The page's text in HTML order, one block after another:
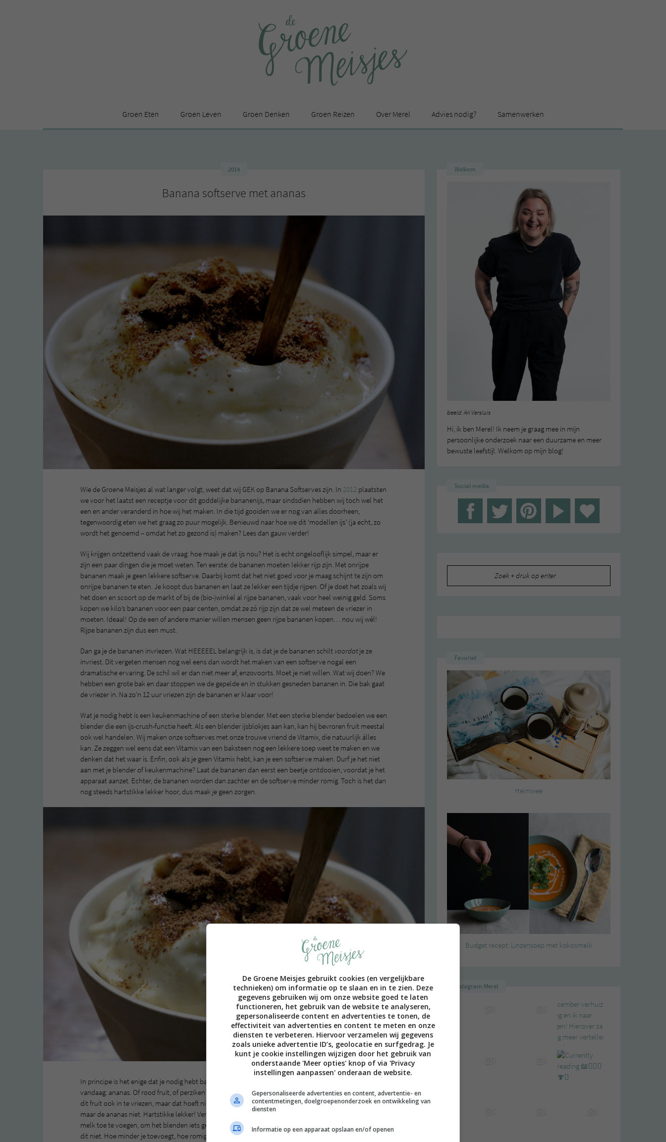
Groen Eten Groen Leven Groen Denken Groen Reizen Over Merel Advies nodig? Samenwerken
2014
Banana softserve met ananas
Wie de Groene Meisjes al wat langer volgt, weet dat wij GEK op Banana Softserves zijn. In 2012 plaatsten
we voor het laatst een receptje voor dit goddelijke bananenijs, maar sindsdien hebben wij toch wel het
een en ander veranderd in hoe wij het maken. In die tijd gooiden we er nog van alles doorheen,
tegenwoordig eten we het graag zo puur mogelijk. Benieuwd naar hoe we dit ‘modellen ijs’ (ja echt, zo
wordt het genoemd – omdat het zo gezond is) maken? Lees dan gauw verder!
Wij krijgen ontzettend vaak de vraag: hoe maak je dat ijs nou? Het is echt ongelooflijk simpel, maar er
zijn een paar dingen die je moet weten. Ten eerste: de bananen moeten lekker rijp zijn. Met onrijpe
bananen maak je geen lekkere softserve. Daarbij komt dat het niet goed voor je maag schijnt te zijn om
onrijpe bananen te eten. Je koopt dus bananen en laat ze lekker een tijdje rijpen. Of je doet het zoals wij
het doen en scoort op de markt of bij de (bio-)winkel al rijpe bananen, vaak voor heel weinig geld. Soms
kopen we kilo’s bananen voor een paar centen, omdat ze zó rijp zijn dat ze wel meteen de vriezer in
moeten. Ideaal! Op de een of andere manier willen mensen geen rijpe bananen kopen… nou wij wél!
Rijpe bananen zijn dus een must.
Dan ga je de bananen invriezen. Wat HEEEEEL belangrijk is, is dat je de bananen schilt voordatje ze
invriest. Dit vergeten mensen nog wel eens dan wordt het maken van een softserve nogal een
dramatische ervaring. De schil wil er dan niet meer af, enzovoorts. Moet je niet willen. Wat wij doen? We
hebben een grote bak en daar stoppen we de gepelde en in stukken gesneden bananen in. Die bak gaat
de vriezer in. Na zo’n 12 uur vriezen zijn de bananen er klaar voor!
Wat je nodig hebt is een keukenmachine of een sterke blender. Met een sterke blender bedoelen we een
blender die een ijs-crush-functie heeft. Als een blender ijsblokjes aan kan, kan hij bevroren fruit meestal
ook wel handelen. Wij maken onze softserves met onze trouwe vriend de Vitamix, die natuurlijk álles
kan. Ze zeggen wel eens dat een Vitamix van een baksteen nog een lekkere soep weet te maken en we
denken dat het waar is. Enfin, ook als je geen Vitamix hebt, kan je een softserve maken. Durf je het niet
aan met je blender of keukenmachine? Laat de bananen dan eerst een beetje ontdooien, voordat je het
apparaat aanzet. Echter, de bananen worden dan zachter en de softserve minder romig. Toch is het dan
nog steeds hartstikke lekker hoor, dus maak je geen zorgen.
In principe is het enige dat je nodig hebt bananen. Maar wij voegen ook graag ander fruit toe, zoals
vandaag: ananas. Of rood fruit, of perziken of mango’s. Allemaal even lekker. Je kan ervoor kiezen om
dit fruit ook in te vriezen, maar dat hoeft niet. Wij kozen ervoor om de bananen als basis wél te vriezen,
maar de ananas niet. Hartstikke lekker! Vervolgens kan je ervoor kiezen om een scheutje plantaardige
melk toe te voegen, om het blenden iets gemakkelijker te maken. Als je een stevig apparaat hebt hoeft
dit niet. Hoe minder je toevoegt, hoe romiger de softserve wordt.
Welkom
beeld: Ari Versluis
Hi, ik ben Merel! Ik neem je graag mee in mijn
persoonlijke onderzoek naar een duurzame en meer
bewuste leefstijl. Welkom op mijn blog!
Social media
Favoriet
Heimwee
Budget recept: Linzensoep met kokosmelk
Instagram Merel
De Groene Meisjes gebruikt cookies (en vergelijkbare
technieken) om informatie op te slaan en in te zien. Deze
gegevens gebruiken wij om onze website goed te laten
functioneren, het gebruik van de website te analyseren,
gepersonaliseerde content en advertenties te tonen, de
effectiviteit van advertenties en content te meten en onze
diensten te verbeteren. Hiervoor verzamelen wij gegevens
zoals unieke advertentie ID’s, geolocatie en surfgedrag. Je
kunt je cookie instellingen wijzigen door het gebruik van
onderstaande 'Meer opties' knop of via 'Privacy
instellingen aanpassen' onderaan de website.
Gepersonaliseerde advertenties en content, advertentie- en
contentmetingen, doelgroepenonderzoek en ontwikkeling van
diensten
Informatie op een apparaat opslaan en/of openen